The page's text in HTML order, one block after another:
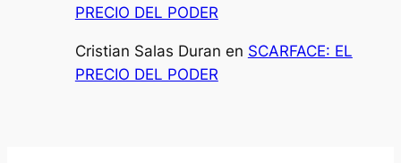
PRECIO DEL PODER
Cristian Salas Duran en SCARFACE: EL
PRECIO DEL PODER